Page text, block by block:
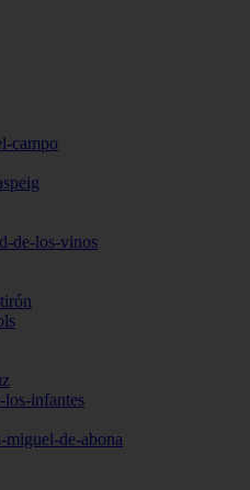
campo
de-los-vinos
infantes
miguel-de-abona